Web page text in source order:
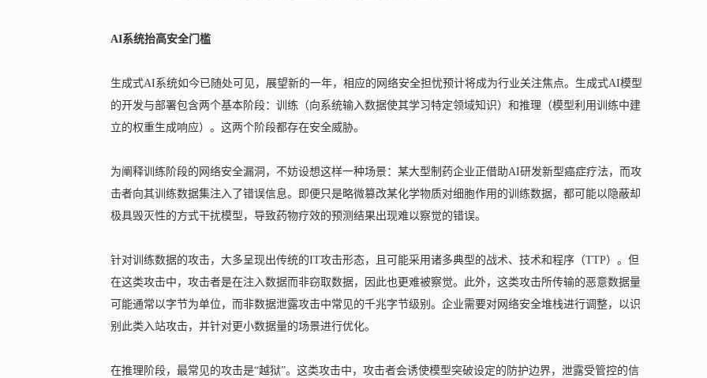
AI系统抬高安全门槛
生成式AI系统如今已随处可见，展望新的一年，相应的网络安全担忧预计将成为行业关注焦点。生成式AI模型
的开发与部署包含两个基本阶段：训练（向系统输入数据使其学习特定领域知识）和推理（模型利用训练中建
立的权重生成响应）。这两个阶段都存在安全威胁。
为阐释训练阶段的网络安全漏洞，不妨设想这样一种场景：某大型制药企业正借助AI研发新型癌症疗法，而攻
击者向其训练数据集注入了错误信息。即便只是略微篡改某化学物质对细胞作用的训练数据，都可能以隐蔽却
极具毁灭性的方式干扰模型，导致药物疗效的预测结果出现难以察觉的错误。
针对训练数据的攻击，大多呈现出传统的IT攻击形态，且可能采用诸多典型的战术、技术和程序（TTP）。但
在这类攻击中，攻击者是在注入数据而非窃取数据，因此也更难被察觉。此外，这类攻击所传输的恶意数据量
可能通常以字节为单位，而非数据泄露攻击中常见的千兆字节级别。企业需要对网络安全堆栈进行调整，以识
别此类入站攻击，并针对更小数据量的场景进行优化。
在推理阶段，最常见的攻击是“越狱”。这类攻击中，攻击者会诱使模型突破设定的防护边界，泄露受管控的信